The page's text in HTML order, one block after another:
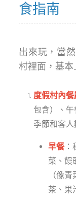
食指南
出來玩，當
村裡面，基本
度假村內餐
包含）、
季節和客
早餐：
菜、饅
（像
茶、果